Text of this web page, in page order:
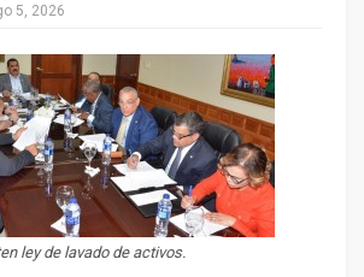
5, 2026
ley de lavado de activos.